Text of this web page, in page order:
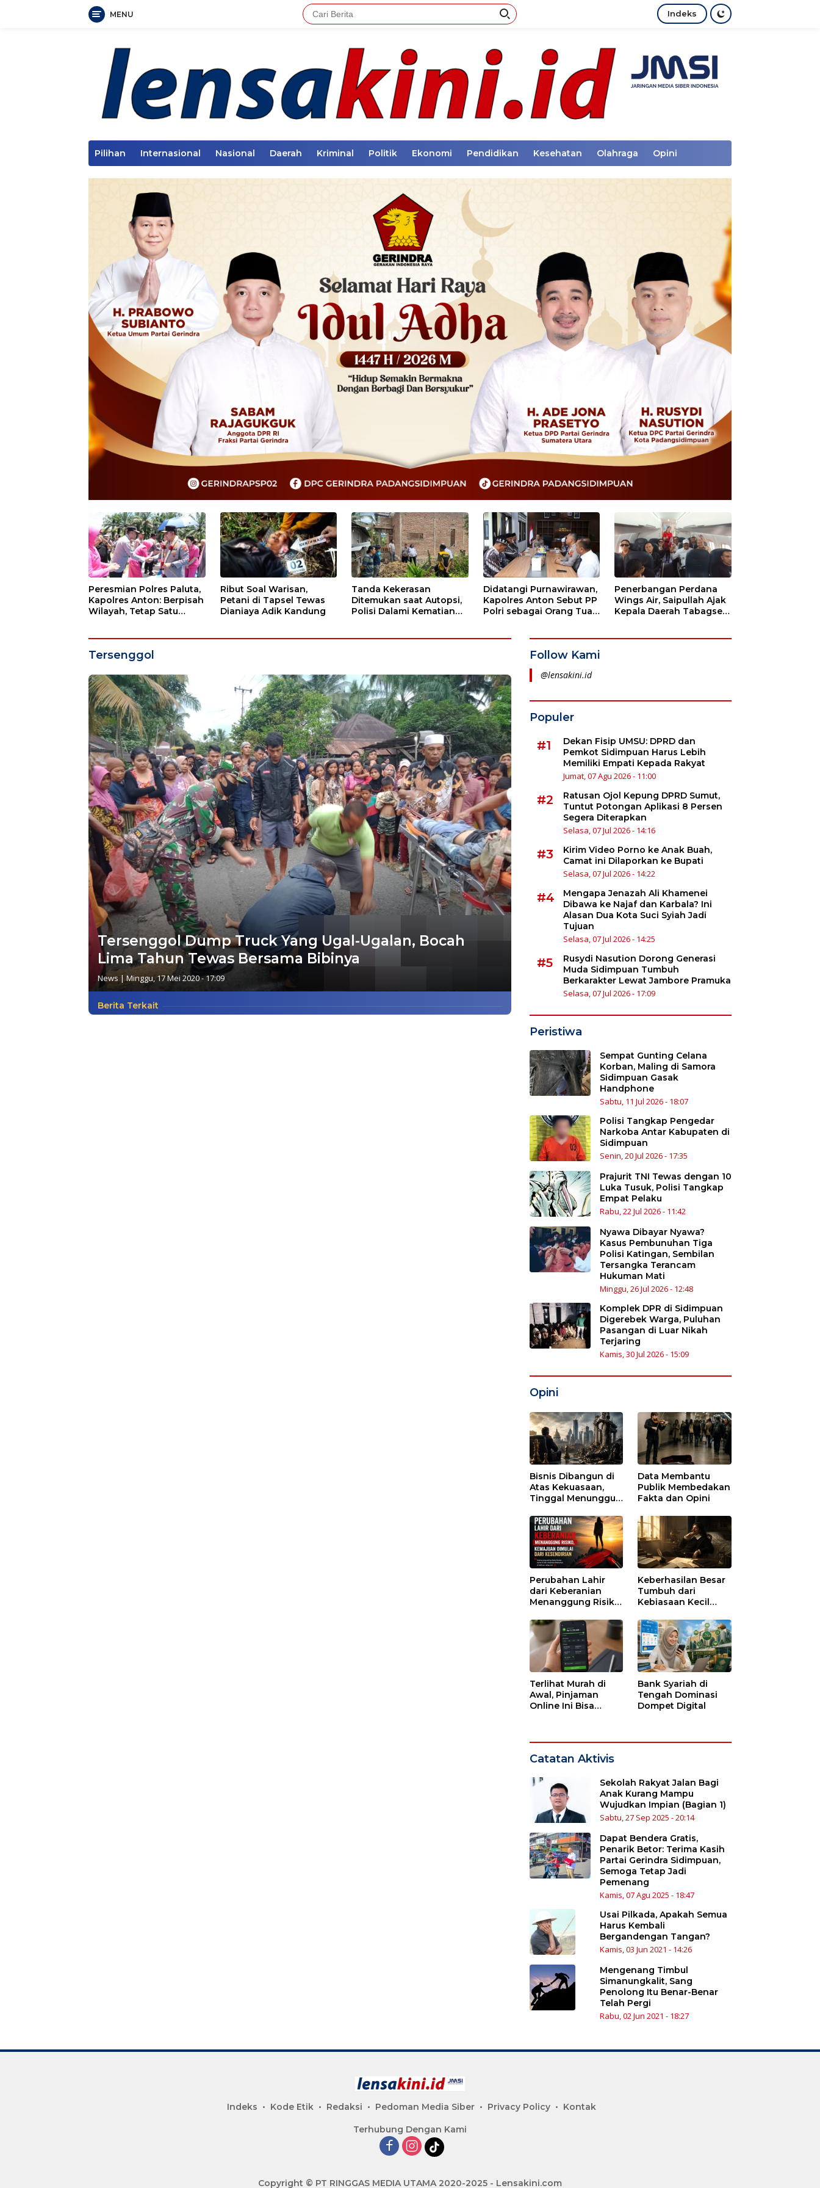
MENU Indeks
Pilihan Internasional Nasional Daerah Kriminal Politik Ekonomi Pendidikan Kesehatan Olahraga Opini
Peresmian Polres Paluta,
Kapolres Anton: Berpisah
Wilayah, Tetap Satu
Ribut Soal Warisan,
Petani di Tapsel Tewas
Dianiaya Adik Kandung
Tanda Kekerasan
Ditemukan saat Autopsi,
Polisi Dalami Kematian
Didatangi Purnawirawan,
Kapolres Anton Sebut PP
Polri sebagai Orang Tua
Penerbangan Perdana
Wings Air, Saipullah Ajak
Kepala Daerah Tabagsel
Tersenggol
Tersenggol Dump Truck Yang Ugal-Ugalan, Bocah
Lima Tahun Tewas Bersama Bibinya
News | Minggu, 17 Mei 2020 - 17:09
Berita Terkait
Follow Kami
@lensakini.id
Populer
#1
Dekan Fisip UMSU: DPRD dan
Pemkot Sidimpuan Harus Lebih
Memiliki Empati Kepada Rakyat
Jumat, 07 Agu 2026 - 11:00
#2
Ratusan Ojol Kepung DPRD Sumut,
Tuntut Potongan Aplikasi 8 Persen
Segera Diterapkan
Selasa, 07 Jul 2026 - 14:16
#3
Kirim Video Porno ke Anak Buah,
Camat ini Dilaporkan ke Bupati
Selasa, 07 Jul 2026 - 14:22
#4
Mengapa Jenazah Ali Khamenei
Dibawa ke Najaf dan Karbala? Ini
Alasan Dua Kota Suci Syiah Jadi
Tujuan
Selasa, 07 Jul 2026 - 14:25
#5
Rusydi Nasution Dorong Generasi
Muda Sidimpuan Tumbuh
Berkarakter Lewat Jambore Pramuka
Selasa, 07 Jul 2026 - 17:09
Peristiwa
Sempat Gunting Celana
Korban, Maling di Samora
Sidimpuan Gasak
Handphone
Sabtu, 11 Jul 2026 - 18:07
Polisi Tangkap Pengedar
Narkoba Antar Kabupaten di
Sidimpuan
Senin, 20 Jul 2026 - 17:35
Prajurit TNI Tewas dengan 10
Luka Tusuk, Polisi Tangkap
Empat Pelaku
Rabu, 22 Jul 2026 - 11:42
Nyawa Dibayar Nyawa?
Kasus Pembunuhan Tiga
Polisi Katingan, Sembilan
Tersangka Terancam
Hukuman Mati
Minggu, 26 Jul 2026 - 12:48
Komplek DPR di Sidimpuan
Digerebek Warga, Puluhan
Pasangan di Luar Nikah
Terjaring
Kamis, 30 Jul 2026 - 15:09
Opini
Bisnis Dibangun di
Atas Kekuasaan,
Tinggal Menunggu
Data Membantu
Publik Membedakan
Fakta dan Opini
Perubahan Lahir
dari Keberanian
Menanggung Risiko,
dari Kesendirian
Keberhasilan Besar
Tumbuh dari
Kebiasaan Kecil
dengan Sabar
Terlihat Murah di
Awal, Pinjaman
Online Ini Bisa
Bank Syariah di
Tengah Dominasi
Dompet Digital
Catatan Aktivis
Sekolah Rakyat Jalan Bagi
Anak Kurang Mampu
Wujudkan Impian (Bagian 1)
Sabtu, 27 Sep 2025 - 20:14
Dapat Bendera Gratis,
Penarik Betor: Terima Kasih
Partai Gerindra Sidimpuan,
Semoga Tetap Jadi
Pemenang
Kamis, 07 Agu 2025 - 18:47
Usai Pilkada, Apakah Semua
Harus Kembali
Bergandengan Tangan?
Kamis, 03 Jun 2021 - 14:26
Mengenang Timbul
Simanungkalit, Sang
Penolong Itu Benar-Benar
Telah Pergi
Rabu, 02 Jun 2021 - 18:27
Indeks Kode Etik Redaksi Pedoman Media Siber Privacy Policy Kontak
Terhubung Dengan Kami
Copyright © PT RINGGAS MEDIA UTAMA 2020-2025 - Lensakini.com